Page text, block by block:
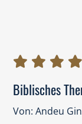
Biblisches
Von: Andeu